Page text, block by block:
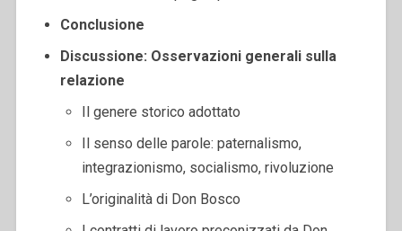
Conclusione
Discussione: Osservazioni generali sulla
relazione
Il genere storico adottato
Il senso delle parole: paternalismo,
integrazionismo, socialismo, rivoluzione
L’originalità di Don Bosco